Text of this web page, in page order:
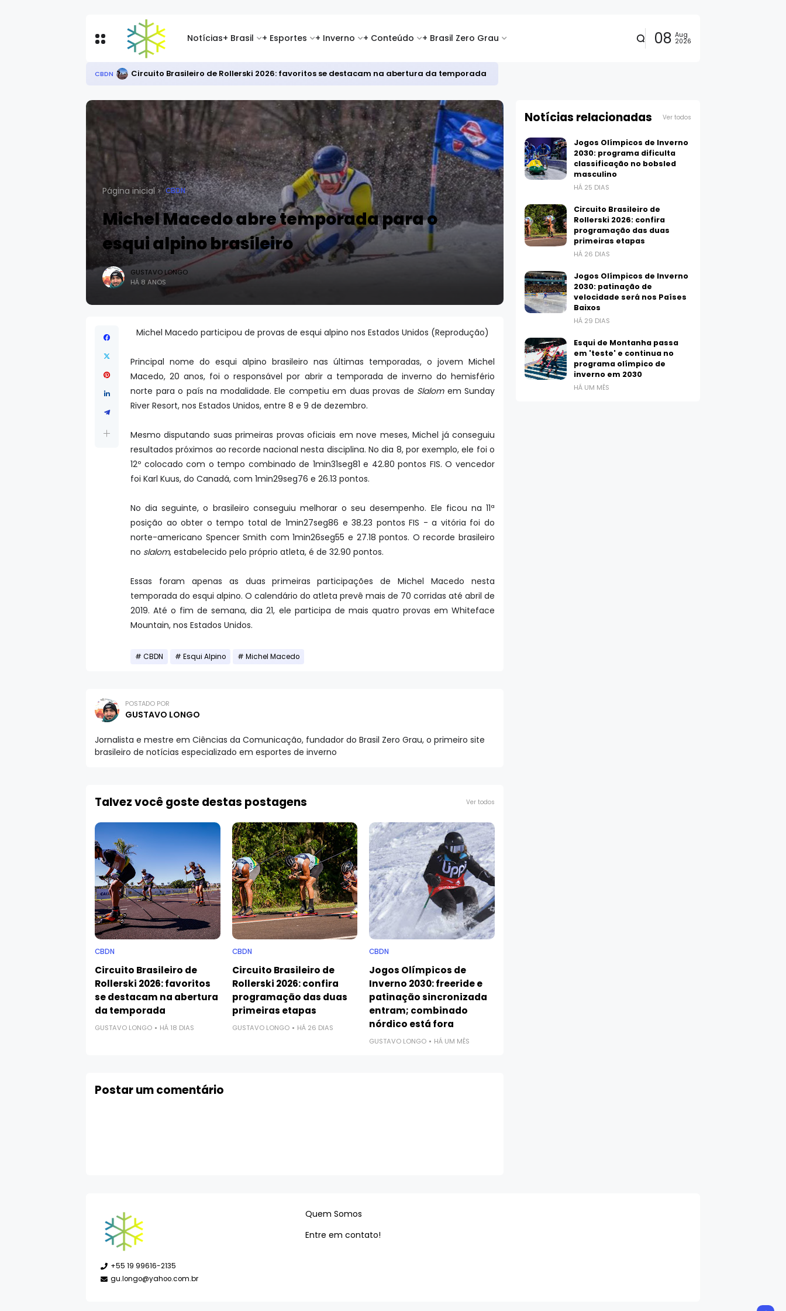
Notícias+ Brasil + Esportes + Inverno + Conteúdo + Brasil Zero Grau 08 Aug
2026
CBDN Circuito Brasileiro de Rollerski 2026: favoritos se destacam na abertura da temporada
Página inicial CBDN
Michel Macedo abre temporada para o
esqui alpino brasileiro
GUSTAVO LONGO
HÁ 8 ANOS
Michel Macedo participou de provas de esqui alpino nos Estados Unidos (Reprodução)
Principal nome do esqui alpino brasileiro nas últimas temporadas, o jovem Michel
Macedo, 20 anos, foi o responsável por abrir a temporada de inverno do hemisfério
norte para o país na modalidade. Ele competiu em duas provas de Slalomem Sunday
River Resort, nos Estados Unidos, entre 8 e 9 de dezembro.
Mesmo disputando suas primeiras provas oficiais em nove meses, Michel já conseguiu
resultados próximos ao recorde nacional nesta disciplina. No dia 8, por exemplo, ele foi o
12º colocado com o tempo combinado de 1min31seg81 e 42.80 pontos FIS. O vencedor
foi Karl Kuus, do Canadá, com 1min29seg76 e 26.13 pontos.
No dia seguinte, o brasileiro conseguiu melhorar o seu desempenho. Ele ficou na 11ª
posição ao obter o tempo total de 1min27seg86 e 38.23 pontos FIS - a vitória foi do
norte-americano Spencer Smith com 1min26seg55 e 27.18 pontos. O recorde brasileiro
no slalom, estabelecido pelo próprio atleta, é de 32.90 pontos.
Essas foram apenas as duas primeiras participações de Michel Macedo nesta
temporada do esqui alpino. O calendário do atleta prevê mais de 70 corridas até abril de
2019. Até o fim de semana, dia 21, ele participa de mais quatro provas em Whiteface
Mountain, nos Estados Unidos.
CBDN Esqui Alpino Michel Macedo
POSTADO POR
GUSTAVO LONGO
Jornalista e mestre em Ciências da Comunicação, fundador do Brasil Zero Grau, o primeiro site
brasileiro de notícias especializado em esportes de inverno
Talvez você goste destas postagens Ver todos
CBDN
Circuito Brasileiro de
Rollerski 2026: favoritos
se destacam na abertura
da temporada
GUSTAVO LONGO HÁ 18 DIAS
CBDN
Circuito Brasileiro de
Rollerski 2026: confira
programação das duas
primeiras etapas
GUSTAVO LONGO HÁ 26 DIAS
CBDN
Jogos Olímpicos de
Inverno 2030: freeride e
patinação sincronizada
entram; combinado
nórdico está fora
GUSTAVO LONGO HÁ UM MÊS
Postar um comentário
Notícias relacionadas Ver todos
Jogos Olímpicos de Inverno
2030: programa dificulta
classificação no bobsled
masculino
HÁ 25 DIAS
Circuito Brasileiro de
Rollerski 2026: confira
programação das duas
primeiras etapas
HÁ 26 DIAS
Jogos Olímpicos de Inverno
2030: patinação de
velocidade será nos Países
Baixos
HÁ 29 DIAS
Esqui de Montanha passa
em 'teste' e continua no
programa olímpico de
inverno em 2030
HÁ UM MÊS
+55 19 99616-2135
gu.longo@yahoo.com.br
Quem Somos
Entre em contato!